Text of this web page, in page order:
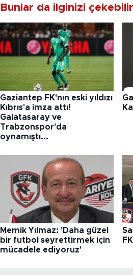
Bunlar da ilginizi çekebilir
Gaziantep FK'nın eski yıldızı
Kıbrıs'a imza attı!
Galatasaray ve
Trabzonspor'da
oynamıştı...
Memik Yılmaz: 'Daha güzel
bir futbol seyrettirmek için
mücadele ediyoruz'